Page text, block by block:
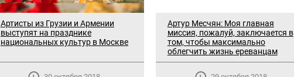
Артисты из Грузии и Армении
выступят на празднике
национальных культур в Москве
Артур Месчян: Моя главная
миссия, пожалуй, заключается в
том, чтобы максимально
облегчить жизнь ереванцам